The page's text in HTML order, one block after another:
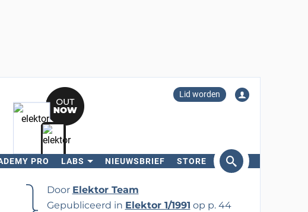
Lid worden
PRO LABS NIEUWSBRIEF STORE
Door Elektor Team
Gepubliceerd in Elektor 1/1991 op p. 44